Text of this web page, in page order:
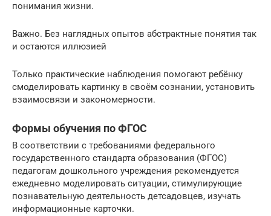
понимания жизни.
Важно. Без наглядных опытов абстрактные понятия так
и остаются иллюзией
Только практические наблюдения помогают ребёнку
смоделировать картинку в своём сознании, установить
взаимосвязи и закономерности.
Формы обучения по ФГОС
В соответствии с требованиями федерального
государственного стандарта образования (ФГОС)
педагогам дошкольного учреждения рекомендуется
ежедневно моделировать ситуации, стимулирующие
познавательную деятельность детсадовцев, изучать
информационные карточки.